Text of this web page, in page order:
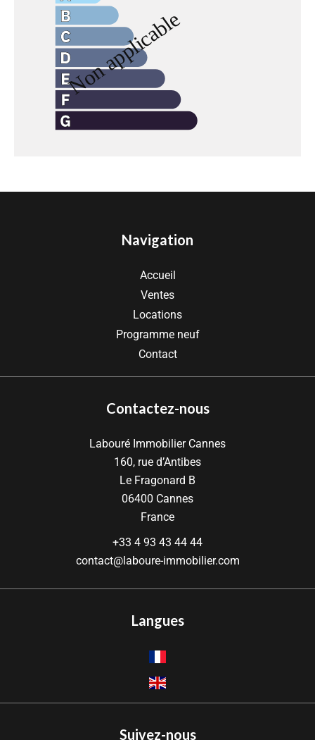
Navigation
Accueil
Ventes
Locations
Programme neuf
Contact
Contactez-nous
Labouré Immobilier Cannes
160, rue d’Antibes
Le Fragonard B
06400 Cannes
France
+33 4 93 43 44 44
contact@laboure-immobilier.com
Langues
Suivez-nous